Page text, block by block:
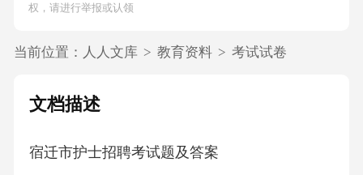
权，请进行举报或认领
当前位置： 人人文库 > 教育资料 > 考试试卷
文档描述
宿迁市护士招聘考试题及答案